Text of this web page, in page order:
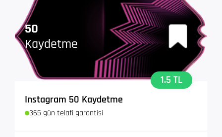
50
Kaydetme
1.5 TL
Instagram 50 Kaydetme
365 gün telafi garantisi